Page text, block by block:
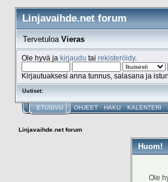
Linjavaihde.net forum
TervetuloaVieras
Ole hyvä ja kirjaudu tai rekisteröidy.
Kirjautuaksesi anna tunnus, salasana ja
Uutiset:
ETUSIVU OHJEET HAKU KALENTERI
Linjavaihde.net forum
Huom!
Ole